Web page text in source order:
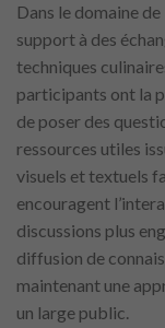
Dans le domaine
support à des
techniques
participants ont la
de poser des
ressources utiles
visuels et textuels
encouragent
discussions plus
diffusion de
maintenant une
un large public.